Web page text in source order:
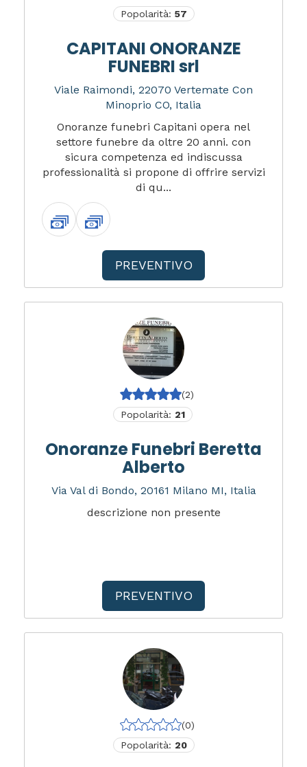
Popolarità: 57
CAPITANI ONORANZE
FUNEBRI srl
Viale Raimondi, 22070 Vertemate Con
Minoprio CO, Italia
Onoranze funebri Capitani opera nel
settore funebre da oltre 20 anni. con
sicura competenza ed indiscussa
professionalità si propone di offrire servizi
di qu...
PREVENTIVO
(2)
Popolarità: 21
Onoranze Funebri Beretta
Alberto
Via Val di Bondo, 20161 Milano MI, Italia
descrizione non presente
PREVENTIVO
(0)
Popolarità: 20